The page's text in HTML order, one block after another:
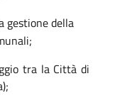
gestione della
tra la Città di